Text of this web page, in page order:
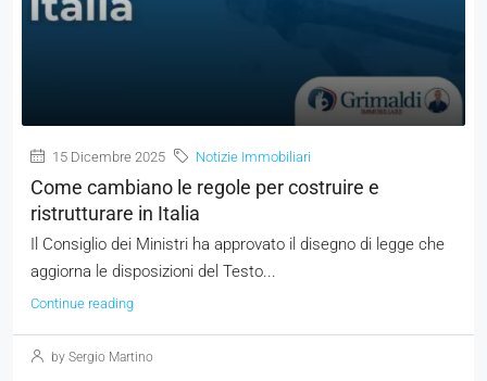
15 Dicembre 2025 Notizie Immobiliari
Come cambiano le regole per costruire e
ristrutturare in Italia
Il Consiglio dei Ministri ha approvato il disegno di legge che
aggiorna le disposizioni del Testo...
Continue reading
by Sergio Martino